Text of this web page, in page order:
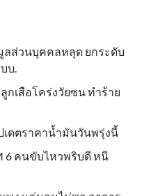
ลส่วนบุคคลหลุด ยกระดับ
บ.
กเสือโคร่งวัยซน ทำร้าย
เดตราคาน้ำมันวันพรุ่งนี้
6 คนขับไหวพริบดี หนี